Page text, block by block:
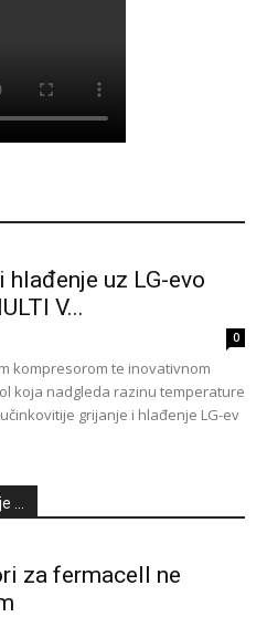
uz LG-evo
V...
0
kompresorom te inovativnom
koja nadgleda razinu temperature
grijanje i hlađenje LG-ev
...
za fermacell ne